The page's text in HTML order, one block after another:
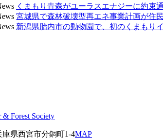
くまもり青森がユーラスエナジーに約束
宮城県で森林破壊型再エネ事業計画が住
新潟県胎内市の動物園で、初のくまもり
庫県西宮市分銅町1-4MAP